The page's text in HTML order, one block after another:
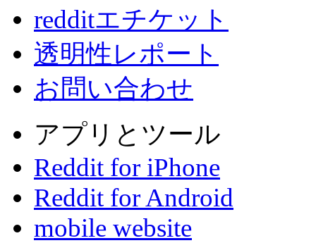
redditエチケット
透明性レポート
お問い合わせ
アプリとツール
Reddit for iPhone
Reddit for Android
mobile website